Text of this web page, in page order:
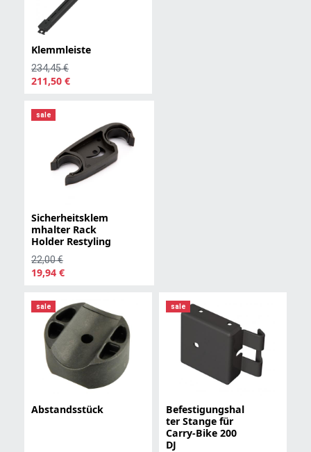
Klemmleiste
234,45 €
211,50 €
sale
Sicherheitsklem
mhalter Rack
Holder Restyling
22,00 €
19,94 €
sale
Abstandsstück
sale
Befestigungshal
ter Stange für
Carry-Bike 200
DJ